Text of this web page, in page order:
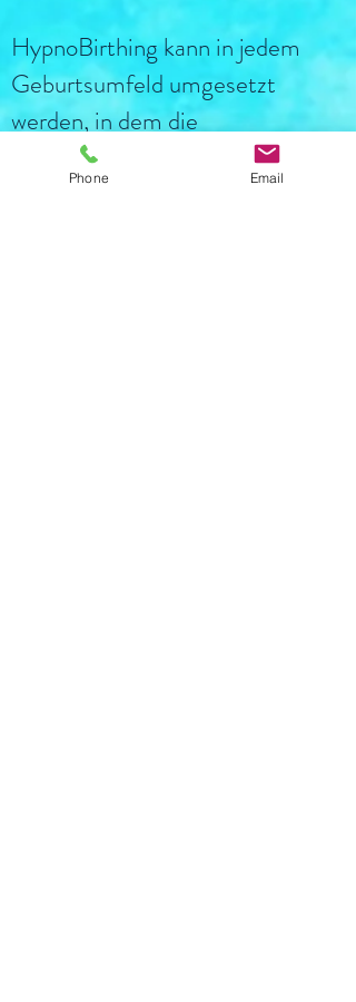
HypnoBirthing kann in jedem
Geburtsumfeld umgesetzt
werden, in dem die
Geburtswünsche der Mutter
respektiert werden.
Phone Email